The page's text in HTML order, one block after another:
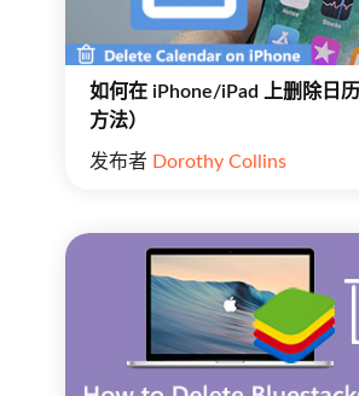
如何在 iPhone/iPad 上删除日
方法）
发布者 Dorothy Collins